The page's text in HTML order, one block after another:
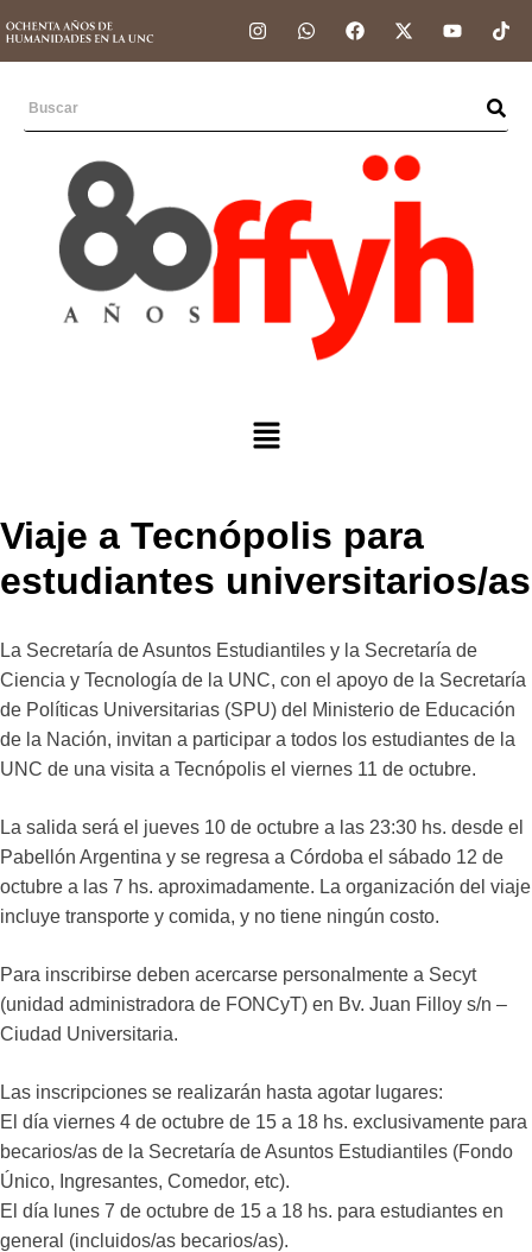
Viaje a Tecnópolis para
estudiantes universitarios/as
La Secretaría de Asuntos Estudiantiles y la Secretaría de
Ciencia y Tecnología de la UNC, con el apoyo de la Secretaría
de Políticas Universitarias (SPU) del Ministerio de Educación
de la Nación, invitan a participar a todos los estudiantes de la
UNC de una visita a Tecnópolis el viernes 11 de octubre.
La salida será el jueves 10 de octubre a las 23:30 hs. desde el
Pabellón Argentina y se regresa a Córdoba el sábado 12 de
octubre a las 7 hs. aproximadamente. La organización del viaje
incluye transporte y comida, y no tiene ningún costo.
Para inscribirse deben acercarse personalmente a Secyt
(unidad administradora de FONCyT) en Bv. Juan Filloy s/n –
Ciudad Universitaria.
Las inscripciones se realizarán hasta agotar lugares:
El día viernes 4 de octubre de 15 a 18 hs. exclusivamente para
becarios/as de la Secretaría de Asuntos Estudiantiles (Fondo
Único, Ingresantes, Comedor, etc).
El día lunes 7 de octubre de 15 a 18 hs. para estudiantes en
general (incluidos/as becarios/as).